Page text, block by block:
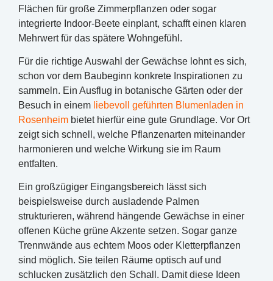
Flächen für große Zimmerpflanzen oder sogar
integrierte Indoor-Beete einplant, schafft einen klaren
Mehrwert für das spätere Wohngefühl.
Für die richtige Auswahl der Gewächse lohnt es sich,
schon vor dem Baubeginn konkrete Inspirationen zu
sammeln. Ein Ausflug in botanische Gärten oder der
Besuch in einem liebevoll geführten Blumenladen in
Rosenheim bietet hierfür eine gute Grundlage. Vor Ort
zeigt sich schnell, welche Pflanzenarten miteinander
harmonieren und welche Wirkung sie im Raum
entfalten.
Ein großzügiger Eingangsbereich lässt sich
beispielsweise durch ausladende Palmen
strukturieren, während hängende Gewächse in einer
offenen Küche grüne Akzente setzen. Sogar ganze
Trennwände aus echtem Moos oder Kletterpflanzen
sind möglich. Sie teilen Räume optisch auf und
schlucken zusätzlich den Schall. Damit diese Ideen